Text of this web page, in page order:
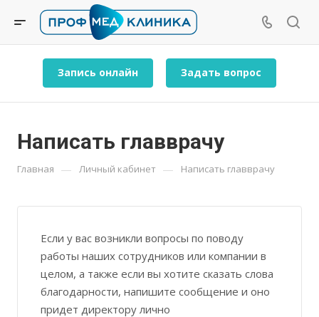
Запись онлайн Задать вопрос
Написать главврачу
Главная — Личный кабинет — Написать главврачу
Если у вас возникли вопросы по поводу
работы наших сотрудников или компании в
целом, а также если вы хотите сказать слова
благодарности, напишите сообщение и оно
придет директору лично